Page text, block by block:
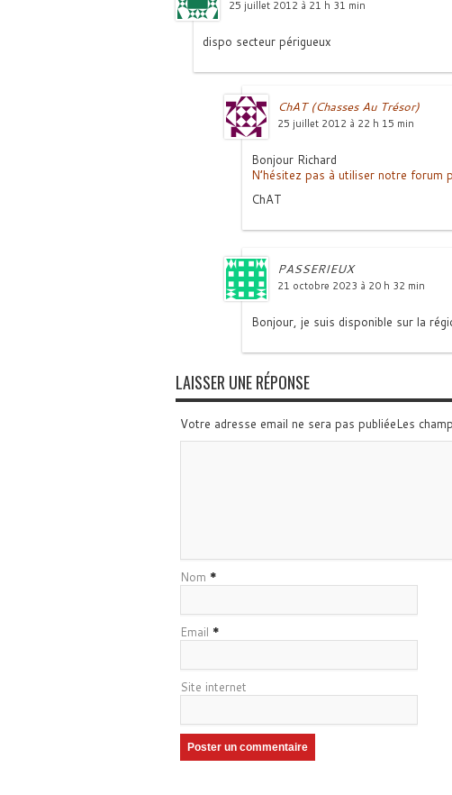
25 juillet 2012 à 21 h 31 min
dispo secteur périgueux
ChAT (Chasses Au Trésor)
25 juillet 2012 à 22 h 15 min
Bonjour Richard
N’hésitez pas à utiliser notre forum
ChAT
PASSERIEUX
21 octobre 2023 à 20 h 32 min
Bonjour, je suis disponible sur la
LAISSER UNE RÉPONSE
Votre adresse email ne sera pas publiéeLes
Nom *
Email *
Site internet